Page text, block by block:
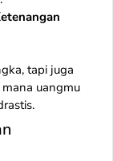
tapi juga
uangmu